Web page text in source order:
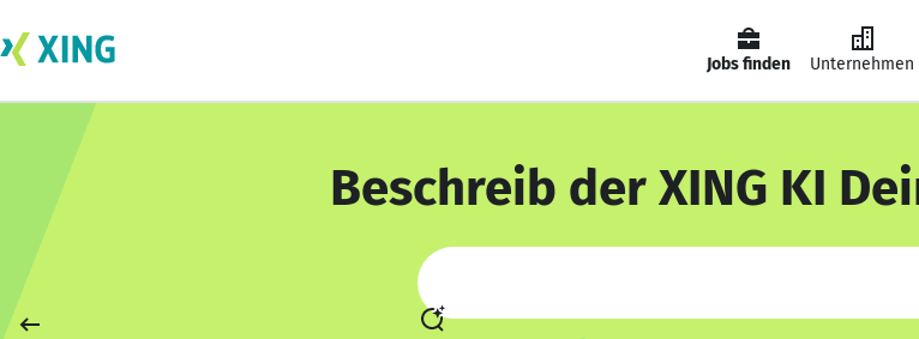
Jobs finden Unternehmen
Beschreib der XING KI